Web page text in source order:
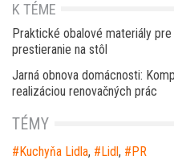
K TÉME
Praktické obalové materiály
prestieranie na stôl
Jarná obnova domácnosti:
realizáciou renovačných prác
TÉMY
Kuchyňa Lidla, Lidl , PR